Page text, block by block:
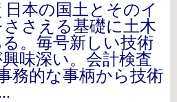
日本の国土とそのイ
さえる基礎に土木
。毎号新しい技術
味深い。会計検査
務的な事柄から技術